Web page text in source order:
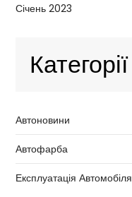
Січень 2023
Категорії
Автоновини
Автофарба
Експлуатація Автомобіля